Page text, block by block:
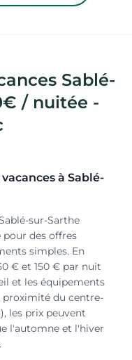
Sablé-
/ nuitée -
à Sablé-
sur-Sarthe
des offres
simples. En
€ et 150 € par nuit
et les équipements
proximité du centre-
les prix peuvent
l'automne et l'hiver